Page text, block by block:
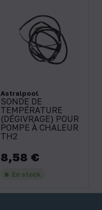
Astralpool
SONDE DE
TEMPÉRATURE
(DÉGIVRAGE) POUR
POMPE À CHALEUR
TH2
Prix
8,58 €
En stock